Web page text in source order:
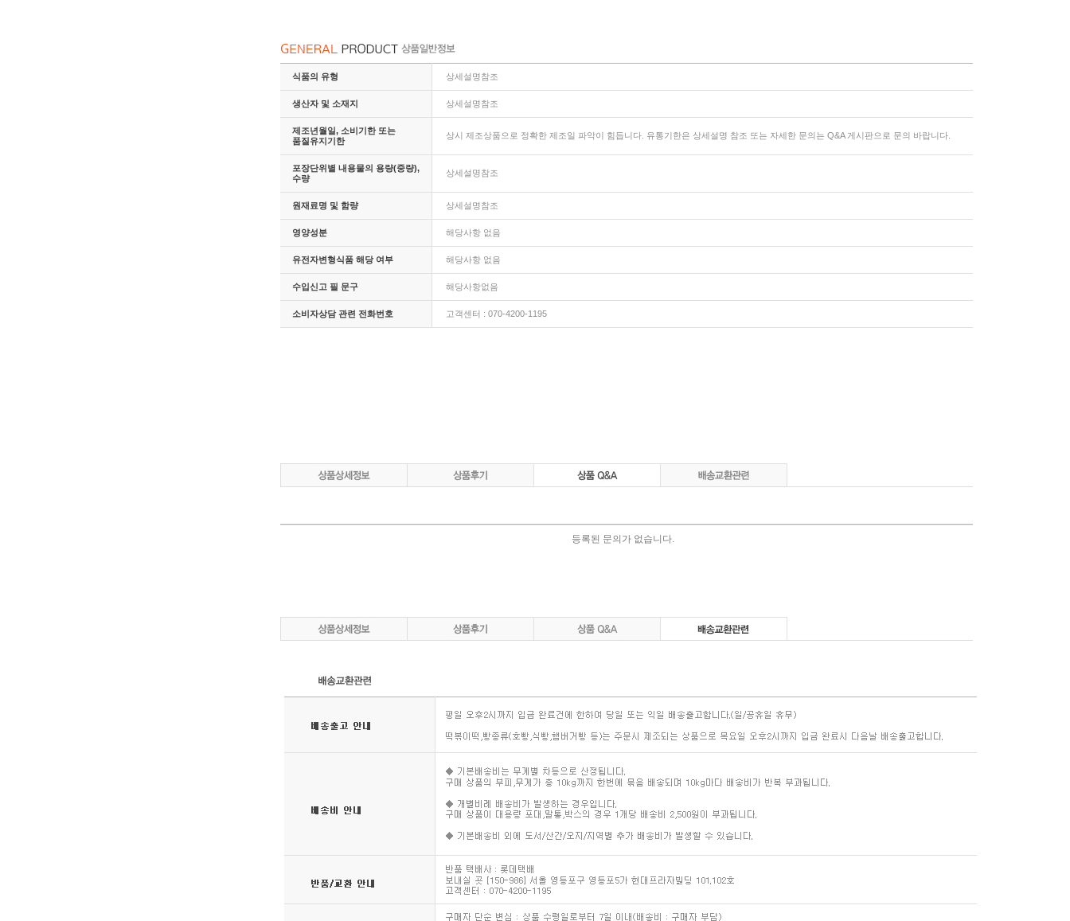
식품의 유형 상세설명참조
생산자 및 소재지 상세설명참조
제조년월일, 소비기한 또는
품질유지기한
상시 제조상품으로 정확한 제조일 파악이 힘듭니다. 유통기한은 상세설명 참조 또는 자세한 문의는 Q&A 게시판으로 문의 바랍니다.
포장단위별 내용물의 용량(중량),
수량
상세설명참조
원재료명 및 함량 상세설명참조
영양성분 해당사항 없음
유전자변형식품 해당 여부 해당사항 없음
수입신고 필 문구 해당사항없음
소비자상담 관련 전화번호 고객센터 : 070-4200-1195
등록된 문의가 없습니다.